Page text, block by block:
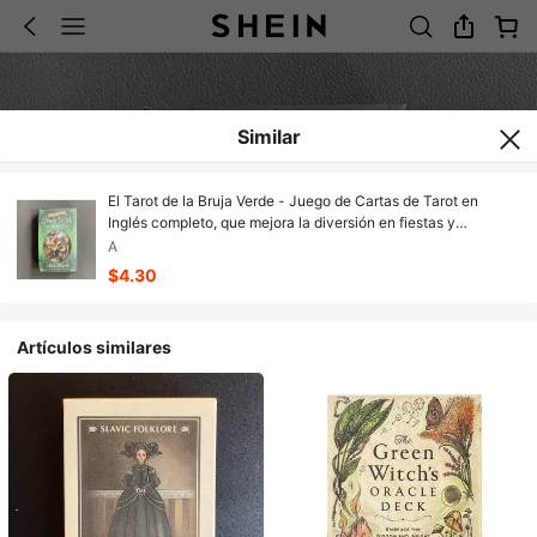
Similar
El Tarot de la Bruja Verde - Juego de Cartas de Tarot en
Inglés completo, que mejora la diversión en fiestas y
reuniones
A
$4.30
Artículos similares